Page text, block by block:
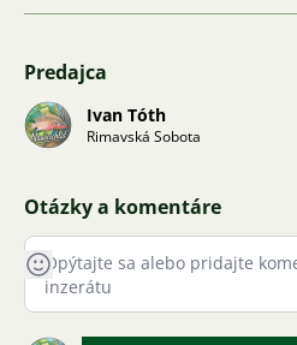
Predajca
Ivan Tóth
Rimavská Sobota
Otázky a komentáre